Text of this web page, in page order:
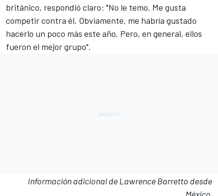
británico, respondió claro: "No le temo. Me gusta
competir contra él. Obviamente, me habría gustado
hacerlo un poco más este año. Pero, en general, ellos
fueron el mejor grupo".
Información adicional de Lawrence Barretto desde